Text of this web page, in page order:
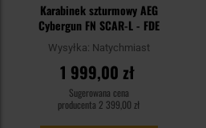
Karabinek szturmowy AEG
Cybergun FN SCAR-L - FDE
Wysyłka: Natychmiast
1 999,00 zł
Sugerowana cena
producenta 2 399,00 zł